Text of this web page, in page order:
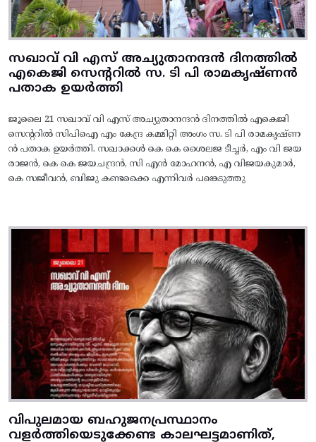
സഖാവ് വി എസ് അച്യുതാനന്ദൻ ദിനത്തിൽ
എകെജി സെന്ററിൽ സ. ടി പി രാമകൃഷ്‌ണൻ
പതാക ഉയർത്തി
ജൂലൈ 21 സഖാവ് വി എസ് അച്യുതാനന്ദൻ ദിനത്തിൽ എകെജി
സെന്ററിൽ സിപിഐ എം കേന്ദ്ര കമ്മിറ്റി അംഗം സ. ടി പി രാമകൃഷ്‌ണ
ൻ പതാക ഉയർത്തി. സഖാക്കൾ കെ കെ ശൈലജ ടീച്ചർ, എം വി ജയ
രാജൻ, കെ കെ ജയചന്ദ്രൻ, സി എൻ മോഹനൻ, എ വിജയകുമാർ,
കെ സജീവൻ, ബിജു കണ്ടക്കൈ എന്നിവർ പങ്കെടുത്തു
വിപുലമായ ബഹുജനപ്രസ്ഥാനം
വളർത്തിയെടുക്കേണ്ട കാലഘട്ടമാണിത്,